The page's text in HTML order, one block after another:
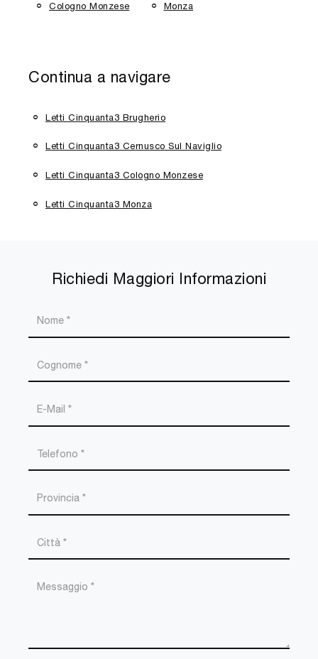
Cologno Monzese Monza
Continua a navigare
Letti Cinquanta3 Brugherio
Letti Cinquanta3 Cernusco Sul Naviglio
Letti Cinquanta3 Cologno Monzese
Letti Cinquanta3 Monza
Richiedi Maggiori Informazioni